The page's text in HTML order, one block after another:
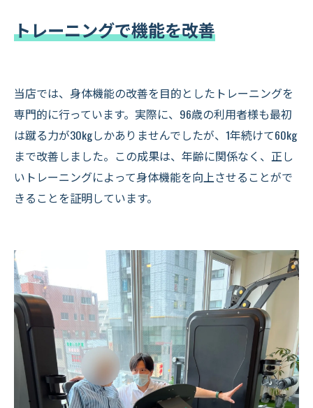
トレーニングで機能を改善
当店では、身体機能の改善を目的としたトレーニングを
専門的に行っています。実際に、96歳の利用者様も最初
は蹴る力が30kgしかありませんでしたが、1年続けて60kg
まで改善しました。この成果は、年齢に関係なく、正し
いトレーニングによって身体機能を向上させることがで
きることを証明しています。